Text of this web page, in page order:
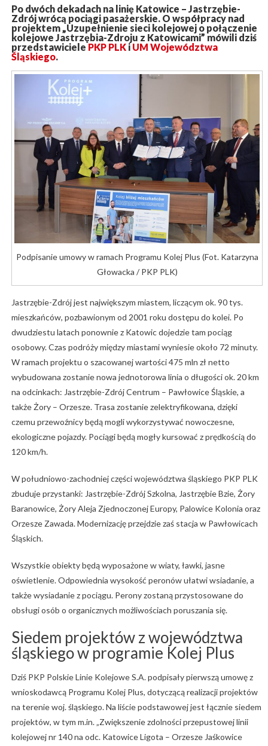
Po dwóch dekadach na linię Katowice – Jastrzębie-
Zdrój wrócą pociągi pasażerskie. O współpracy nad
projektem „Uzupełnienie sieci kolejowej o połączenie
kolejowe Jastrzębia-Zdroju z Katowicami” mówili dziś
przedstawiciele PKP PLKi UM Województwa
Śląskiego.
Podpisanie umowy w ramach Programu Kolej Plus (Fot. Katarzyna
Głowacka / PKP PLK)
Jastrzębie-Zdrój jest największym miastem, liczącym ok. 90 tys.
mieszkańców, pozbawionym od 2001 roku dostępu do kolei. Po
dwudziestu latach ponownie z Katowic dojedzie tam pociąg
osobowy. Czas podróży między miastami wyniesie około 72 minuty.
W ramach projektu o szacowanej wartości 475 mln zł netto
wybudowana zostanie nowa jednotorowa linia o długości ok. 20 km
na odcinkach: Jastrzębie-Zdrój Centrum – Pawłowice Śląskie, a
także Żory – Orzesze. Trasa zostanie zelektryfikowana, dzięki
czemu przewoźnicy będą mogli wykorzystywać nowoczesne,
ekologiczne pojazdy. Pociągi będą mogły kursować z prędkością do
120 km/h.
W południowo-zachodniej części województwa śląskiego PKP PLK
zbuduje przystanki: Jastrzębie-Zdrój Szkolna, Jastrzębie Bzie, Żory
Baranowice, Żory Aleja Zjednoczonej Europy, Palowice Kolonia oraz
Orzesze Zawada. Modernizację przejdzie zaś stacja w Pawłowicach
Śląskich.
Wszystkie obiekty będą wyposażone w wiaty, ławki, jasne
oświetlenie. Odpowiednia wysokość peronów ułatwi wsiadanie, a
także wysiadanie z pociągu. Perony zostaną przystosowane do
obsługi osób o organicznych możliwościach poruszania się.
Siedem projektów z województwa
śląskiego w programie Kolej Plus
Dziś PKP Polskie Linie Kolejowe S.A. podpisały pierwszą umowę z
wnioskodawcą Programu Kolej Plus, dotyczącą realizacji projektów
na terenie woj. śląskiego. Na liście podstawowej jest łącznie siedem
projektów, w tym m.in. „Zwiększenie zdolności przepustowej linii
kolejowej nr 140 na odc. Katowice Ligota – Orzesze Jaśkowice